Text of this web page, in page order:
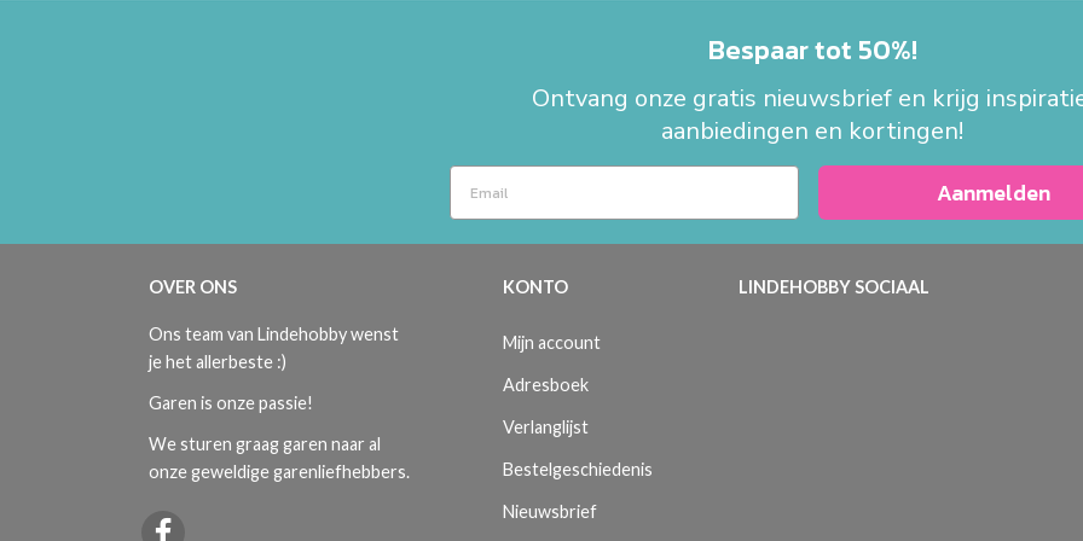
Bespaar tot 50%!
Ontvang onze gratis nieuwsbrief en krijg
aanbiedingen en kortingen!
Aanmelden
OVER ONS
Ons team van Lindehobby wenst
je het allerbeste :)
Garen is onze passie!
We sturen graag garen naar al
onze geweldige garenliefhebbers.
KONTO
Mijn account
Adresboek
Verlanglijst
Bestelgeschiedenis
Nieuwsbrief
LINDEHOBBY SOCIAAL